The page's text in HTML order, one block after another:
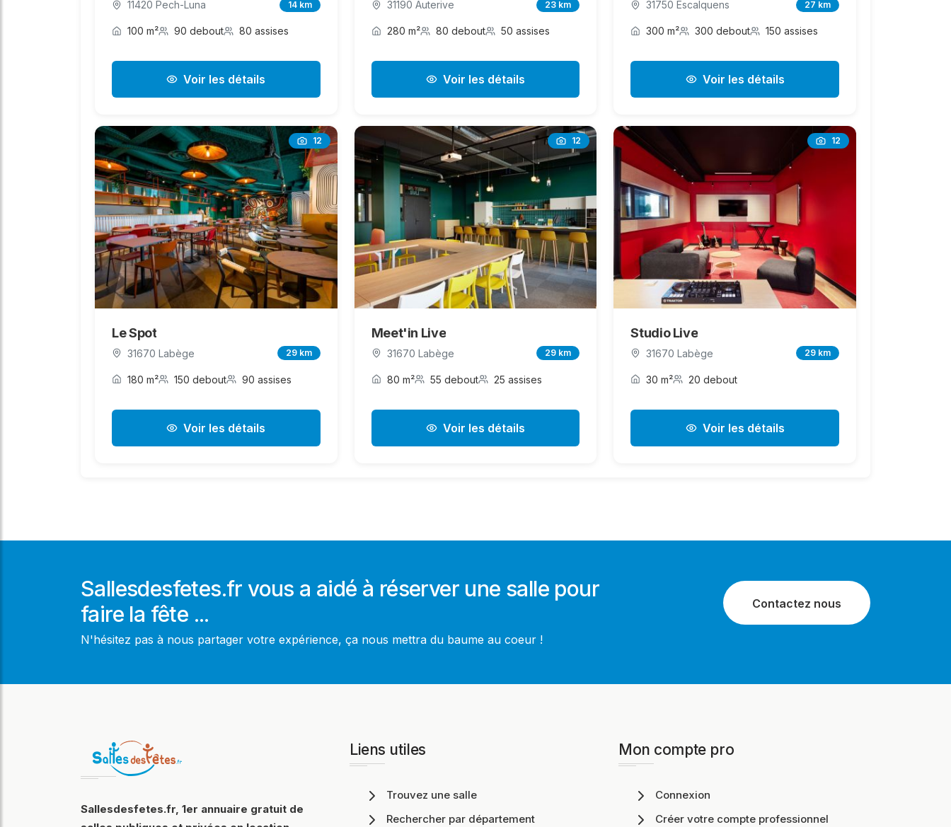
11420 Pech-Luna 14 km
100 m² 90 debout 80 assises
Voir les détails
31190 Auterive 23 km
280 m² 80 debout 50 assises
Voir les détails
31750 Escalquens 27 km
300 m² 300 debout 150 assises
Voir les détails
12
Le Spot
31670 Labège 29 km
180 m² 150 debout 90 assises
Voir les détails
12
Meet'in Live
31670 Labège 29 km
80 m² 55 debout 25 assises
Voir les détails
12
Studio Live
31670 Labège 29 km
30 m² 20 debout
Voir les détails
Sallesdesfetes.fr vous a aidé à réserver une salle pour
faire la fête ...
N'hésitez pas à nous partager votre expérience, ça nous mettra du baume au coeur !
Contactez nous
Sallesdesfetes.fr, 1er annuaire gratuit de
Liens utiles
Trouvez une salle
Rechercher par département
Mon compte pro
Connexion
Créer votre compte professionnel